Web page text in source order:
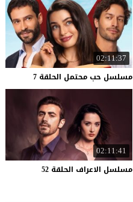
02:11:37
مسلسل حب محتمل الحلقة 7
02:11:41
مسلسل الاعراف الحلقة 52